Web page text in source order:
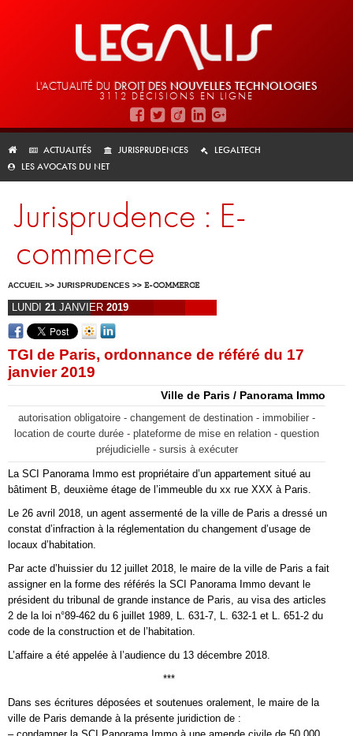
L'ACTUALITÉ DU DROIT DES NOUVELLES TECHNOLOGIES
3112 DÉCISIONS EN LIGNE
ACTUALITÉS JURISPRUDENCES
LEGALTECH
LES AVOCATS DU NET
Jurisprudence : E-
commerce
ACCUEIL >> JURISPRUDENCES >> E-COMMERCE
LUNDI 21 JANVIER 2019
TGI de Paris, ordonnance de référé du 17
janvier 2019
Ville de Paris / Panorama Immo
autorisation obligatoire - changement de destination - immobilier -
location de courte durée - plateforme de mise en relation - question
préjudicielle - sursis à exécuter
La SCI Panorama Immo est propriétaire d’un appartement situé au
bâtiment B, deuxième étage de l’immeuble du xx rue XXX à Paris.
Le 26 avril 2018, un agent assermenté de la ville de Paris a dressé un
constat d’infraction à la réglementation du changement d’usage de
locaux d’habitation.
Par acte d’huissier du 12 juillet 2018, le maire de la ville de Paris a fait
assigner en la forme des référés la SCI Panorama Immo devant le
président du tribunal de grande instance de Paris, au visa des articles
2 de la loi n°89-462 du 6 juillet 1989, L. 631-7, L. 632-1 et L. 651-2 du
code de la construction et de l’habitation.
L’affaire a été appelée à l’audience du 13 décembre 2018.
***
Dans ses écritures déposées et soutenues oralement, le maire de la
ville de Paris demande à la présente juridiction de :